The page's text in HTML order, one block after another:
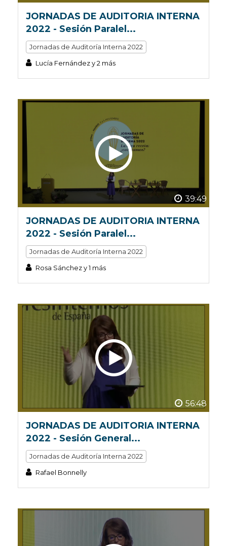
JORNADAS DE AUDITORIA INTERNA
2022 - Sesión Paralel...
Jornadas de Auditoría Interna 2022
Lucía Fernández y 2 más
39:49
JORNADAS DE AUDITORIA INTERNA
2022 - Sesión Paralel...
Jornadas de Auditoría Interna 2022
Rosa Sánchez y 1 más
56:48
JORNADAS DE AUDITORIA INTERNA
2022 - Sesión General...
Jornadas de Auditoría Interna 2022
Rafael Bonnelly